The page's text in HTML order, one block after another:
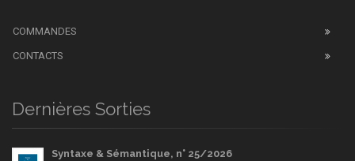
COMMANDES
CONTACTS
Dernières Sorties
Syntaxe & Sémantique, n° 25/2026